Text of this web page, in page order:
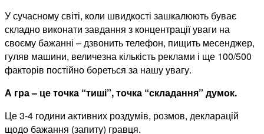
У сучасному світі, коли швидкості зашкалюють буває
складно виконати завдання з концентрації уваги на
своєму бажанні – дзвонить телефон, пищить месенджер,
гуляв машини, величезна кількість реклами і ще 100/500
факторів постійно бореться за нашу увагу.
А гра – це точка “тиші”, точка “складання” думок.
Це 3-4 години активних роздумів, розмов, декларацій
щодо бажання (запиту) гравця.